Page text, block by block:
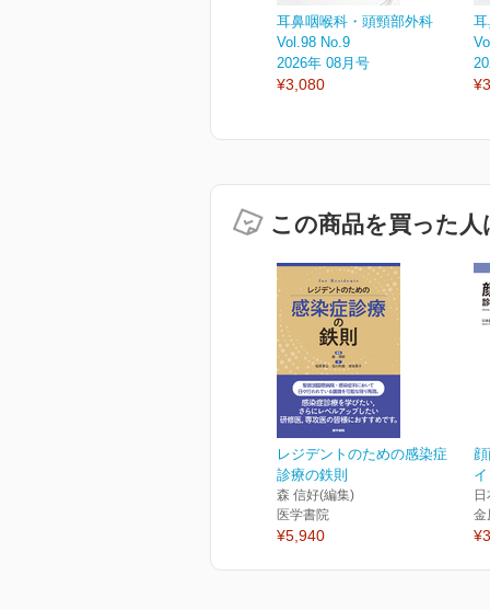
耳鼻咽喉科・頭頸部外科
Vol.98 No.9
2026年 08月号
¥3,080
この商品を買った
レジデントのための感染症
診療の鉄則
森 信好(編集)
医学書院
¥5,940
金